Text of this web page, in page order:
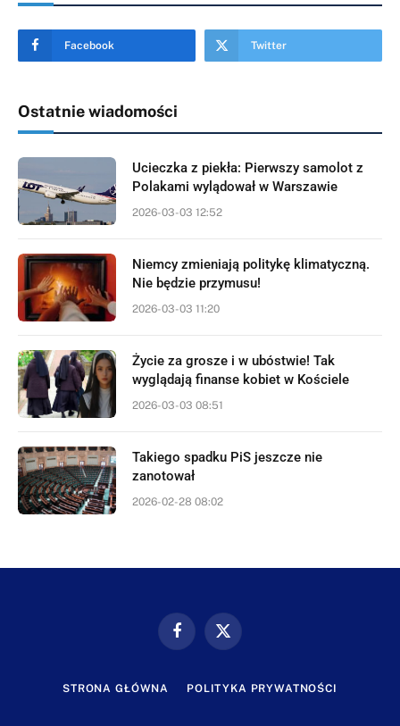
Facebook Twitter
Ostatnie wiadomości
Ucieczka z piekła: Pierwszy samolot z
Polakami wylądował w Warszawie
2026-03-03 12:52
Niemcy zmieniają politykę klimatyczną.
Nie będzie przymusu!
2026-03-03 11:20
Życie za grosze i w ubóstwie! Tak
wyglądają finanse kobiet w Kościele
2026-03-03 08:51
Takiego spadku PiS jeszcze nie
zanotował
2026-02-28 08:02
FacebookX
STRONA GŁÓWNA POLITYKA PRYWATNOŚCI